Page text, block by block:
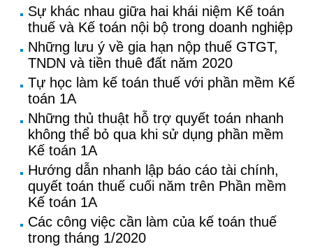
Sự khác nhau giữa hai khái niệm Kế toán
thuế và Kế toán nội bộ trong doanh nghiệp
Những lưu ý về gia hạn nộp thuế GTGT,
TNDN và tiền thuê đất năm 2020
Tự học làm kế toán thuế với phần mềm Kế
toán 1A
Những thủ thuật hỗ trợ quyết toán nhanh
không thể bỏ qua khi sử dụng phần mềm
Kế toán 1A
Hướng dẫn nhanh lập báo cáo tài chính,
quyết toán thuế cuối năm trên Phần mềm
Kế toán 1A
Các công việc cần làm của kế toán thuế
trong tháng 1/2020